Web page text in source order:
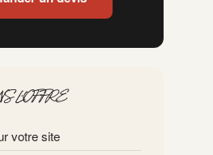
L'OFFRE
votre site